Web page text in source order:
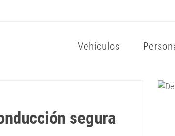
Vehículos
segura